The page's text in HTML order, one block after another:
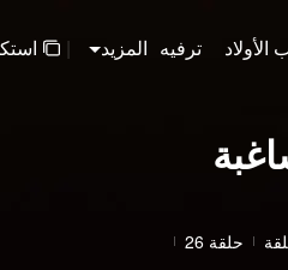
الأولاد ترفيه المزيد |
حلقة 26